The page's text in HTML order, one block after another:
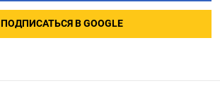
ПОДПИСАТЬСЯ В GOOGLE